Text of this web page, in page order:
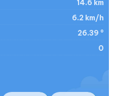
14.6 km
6.2 km/h
26.39 °
0